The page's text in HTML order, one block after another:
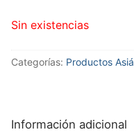
Sin existencias
Categorías: Productos
Información adicional